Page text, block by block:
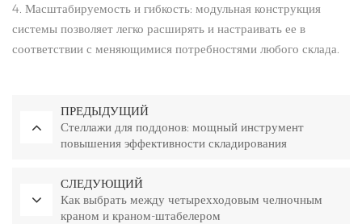
4. Масштабируемость и гибкость: модульная конструкция
системы позволяет легко расширять и настраивать ее в
соответствии с меняющимися потребностями любого склада.
ПРЕДЫДУЩИЙ
Стеллажи для поддонов: мощный инструмент
повышения эффективности складирования
СЛЕДУЮЩИЙ
Как выбрать между четырехходовым челночным
краном и краном-штабелером